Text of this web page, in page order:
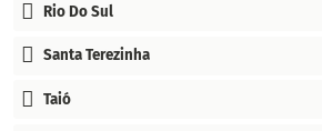
Rio Do Sul
Santa Terezinha
Taió